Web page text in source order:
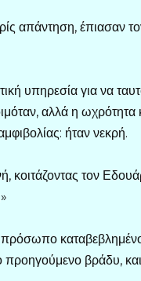
απάντηση, έπιασαν
υπηρεσία για να
αλλά η ωχρότητα
ήταν νεκρή.
κοιτάζοντας τον
προηγούμενο βράδυ,